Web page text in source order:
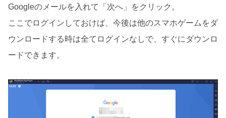
Googleのメールを入れて「次へ」をクリック。
ここでログインしておけば、今後は他のスマホゲームをダ
ウンロードする時は全てログインなしで、すぐにダウンロ
ードできます。